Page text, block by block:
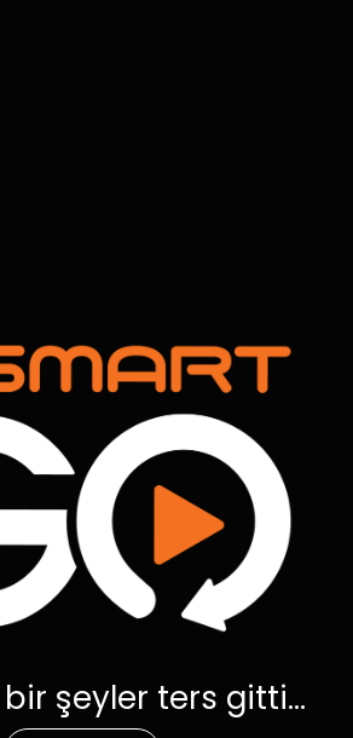
bir şeyler ters gitti...